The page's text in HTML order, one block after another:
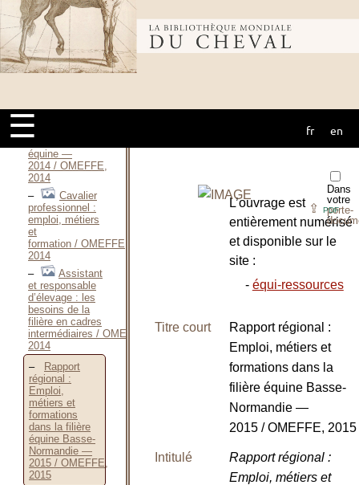
Bibliothèque
mondiale du
cheval
☰ fr en
La
traction animale
en milieux
agricoles et
forestiers / OMEFFE,
Emploi, métiers
et formations
équine —
2014 / OMEFFE,
2014
Cavalier
professionnel :
emploi, métiers
et
formation / OMEFFE,
2014
Assistant
et responsable
d’élevage : les
besoins de la
filière en cadres
intermédiaires / OMEFFE,
2014
Rapport
régional :
Emploi,
métiers et
formations
dans la filière
équine Basse-
Normandie —
2015 / OMEFFE,
2015
Dans
votre
porte-
⇪ PDF
L’ouvrage est
entièrement numérisé
et disponible sur le
site :
- équi-ressources
Titre court
Rapport régional :
Emploi, métiers et
formations dans la
filière équine Basse-
Normandie —
2015 / OMEFFE, 2015
Intitulé
Rapport régional :
Emploi, métiers et